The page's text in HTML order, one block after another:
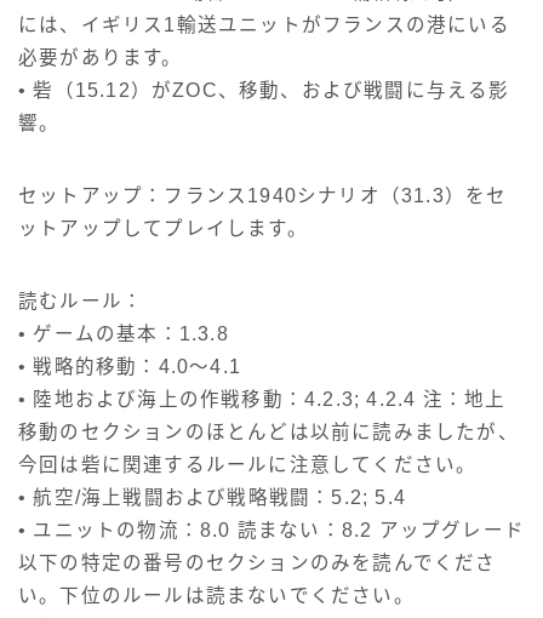
には、イギリス1輸送ユニットがフランスの港にいる
必要があります。
• 砦（15.12）がZOC、移動、および戦闘に与える影
響。
セットアップ：フランス1940シナリオ（31.3）をセ
ットアップしてプレイします。
読むルール：
• ゲームの基本：1.3.8
• 戦略的移動：4.0～4.1
• 陸地および海上の作戦移動：4.2.3; 4.2.4 注：地上
移動のセクションのほとんどは以前に読みましたが、
今回は砦に関連するルールに注意してください。
• 航空/海上戦闘および戦略戦闘：5.2; 5.4
• ユニットの物流：8.0 読まない：8.2 アップグレード
以下の特定の番号のセクションのみを読んでくださ
い。下位のルールは読まないでください。